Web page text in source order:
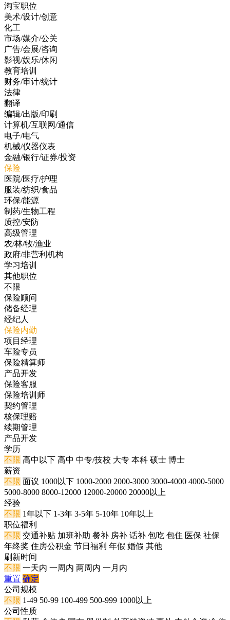
淘宝职位
美术/设计/创意
化工
市场/媒介/公关
广告/会展/咨询
影视/娱乐/休闲
教育培训
财务/审计/统计
法律
翻译
编辑/出版/印刷
计算机/互联网/通信
电子/电气
机械/仪器仪表
金融/银行/证券/投资
保险
医院/医疗/护理
服装/纺织/食品
环保/能源
制药/生物工程
质控/安防
高级管理
农/林/牧/渔业
政府/非营利机构
学习培训
其他职位
不限
保险顾问
储备经理
经纪人
保险内勤
项目经理
车险专员
保险精算师
产品开发
保险客服
保险培训师
契约管理
核保理赔
续期管理
产品开发
学历
不限 高中以下 高中 中专/技校 大专 本科 硕士 博士
薪资
不限 面议 1000以下 1000-2000 2000-3000 3000-4000 4000-5000
5000-8000 8000-12000 12000-20000 20000以上
经验
不限 1年以下 1-3年 3-5年 5-10年 10年以上
职位福利
不限 交通补贴 加班补助 餐补 房补 话补 包吃 包住 医保 社保
年终奖 住房公积金 节日福利 年假 婚假 其他
刷新时间
不限 一天内 一周内 两周内 一月内
重置 确定
公司规模
不限 1-49 50-99 100-499 500-999 1000以上
公司性质